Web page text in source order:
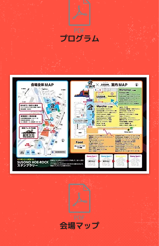
プログラム
会場マップ